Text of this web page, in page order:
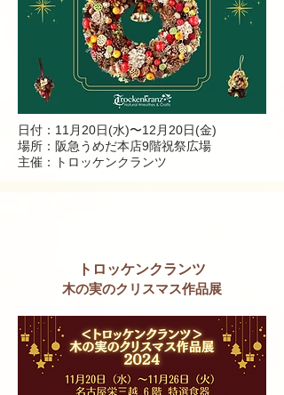
日付：11月20日(水)〜12月20日(金)
場所： 阪急うめだ本店9階祝祭広場
主催：トロッケンクランツ
トロッケンクランツ
木の実のクリスマス作品展